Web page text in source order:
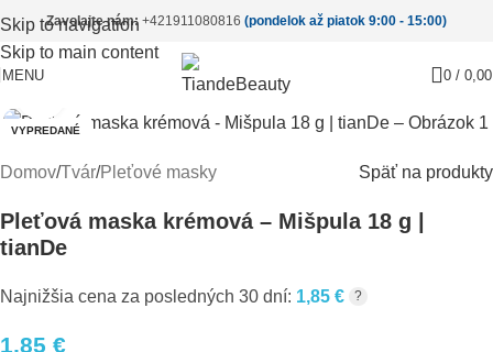
Skip to navigation
Skip to main content
Zavolajte nám: +421911080816 (pondelok až piatok 9:00 - 15:00)
MENU 0 /
VYPREDANÉ
Pre zväčšenie kliknite
Domov/Tvár/Pleťové masky Späť na produkty
Pleťová maska krémová – Mišpula 18 g |
tianDe
Najnižšia cena za posledných 30 dní: 1,85 € ?
1,85 €